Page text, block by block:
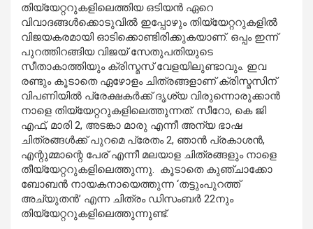
തിയ്യേറ്ററുകളിലെത്തിയ ഒടിയന്‍ ഏറെ
വിവാദങ്ങള്‍ക്കൊടുവില്‍ ഇപ്പോഴും തിയ്യേറ്ററുകളില്‍
വിജയകരമായി ഓടിക്കൊണ്ടിരിക്കുകയാണ്. ഒപ്പം ഇന്ന്
പുറത്തിറങ്ങിയ വിജയ് സേതുപതിയുടെ
സീതാകാത്തിയും ക്രിസ്മസ് വേളയിലുണ്ടാവും. ഇവ
രണ്ടും കൂടാതെ ഏഴോളം ചിത്രങ്ങളാണ് ക്രിസ്മസിന്
വിപണിയില്‍ പ്രേക്ഷകര്‍ക്ക് ദൃശ്യ വിരുന്നൊരുക്കാന്‍
നാളെ തിയ്യേറ്ററുകളിലെത്തുന്നത്. സീറോ, കെ ജി
എഫ്, മാരി 2, അടങ്കാ മാരു എന്നീ അന്യ ഭാഷ
ചിത്രങ്ങള്‍ക്ക് പുറമെ പ്രേതം 2, ഞാന്‍ പ്രകാശന്‍,
എന്റുമ്മാന്റെ പേര് എന്നീ മലയാള ചിത്രങ്ങളും നാളെ
തീയ്യേറ്ററുകളിലെത്തുന്നു. കൂടാതെ കുഞ്ചാക്കോ
ബോബന്‍ നായകനായെത്തുന്ന ‘തട്ടുംപുറത്ത്
അച്യുതന്‍’ എന്ന ചിത്രം ഡിസംബര്‍ 22നും
തിയ്യേറ്ററുകളിലെത്തുന്നുണ്ട്.